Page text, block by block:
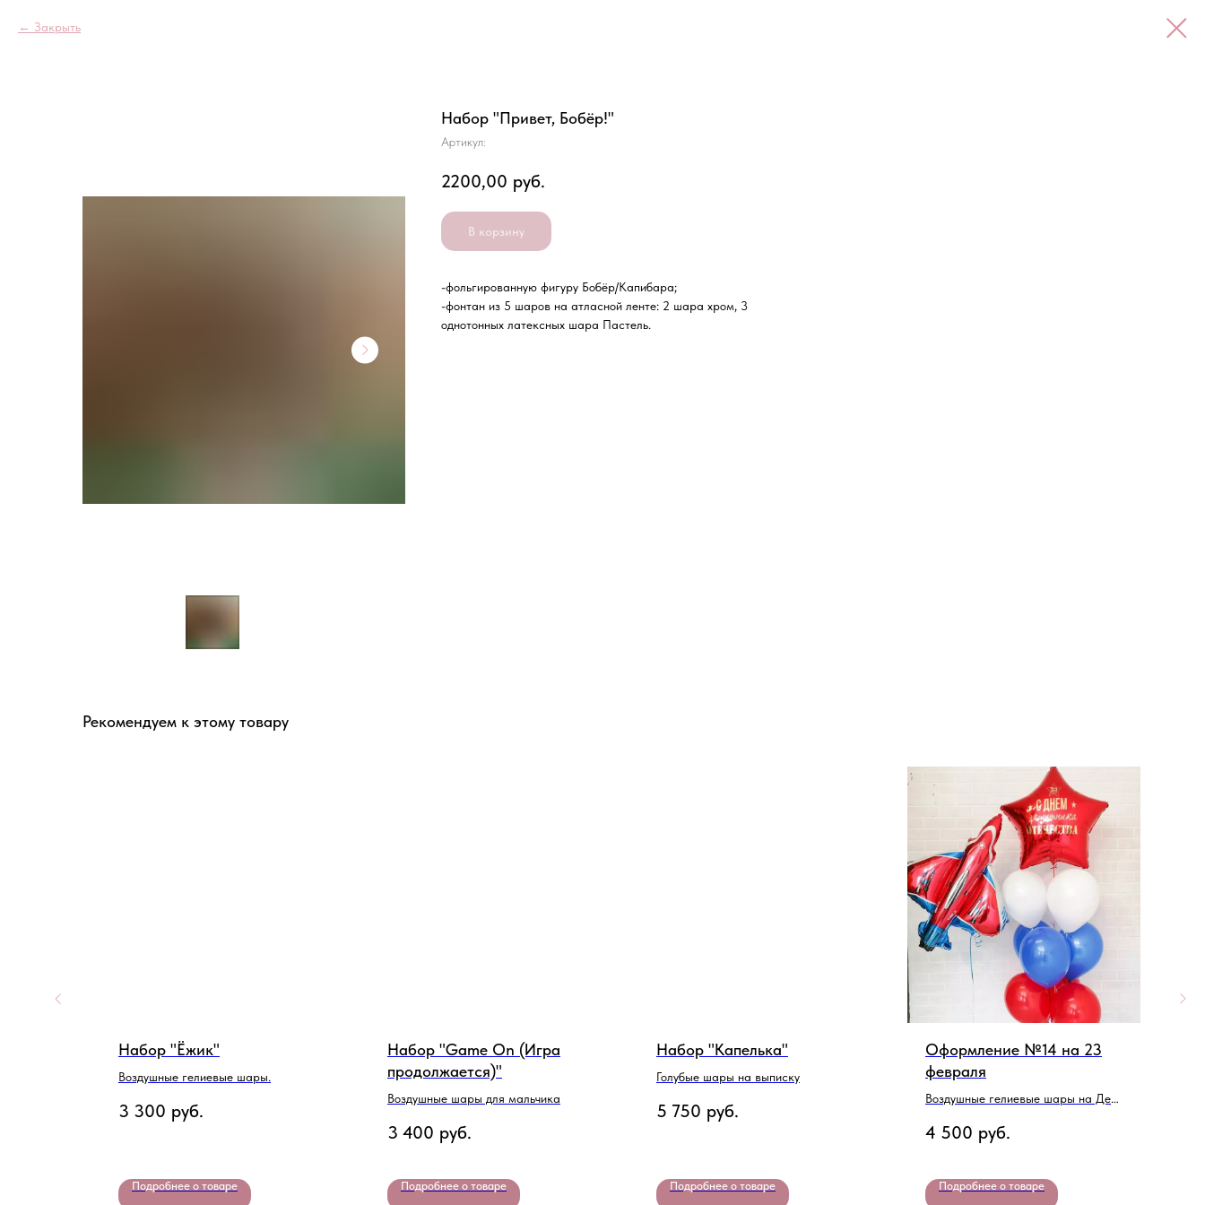
Закрыть
Набор "Привет, Бобёр!"
Артикул:
2200,00 руб.
В корзину
-фольгированную фигуру Бобёр/Капибара;
-фонтан из 5 шаров на атласной ленте: 2 шара хром, 3
однотонных латексных шара Пастель.
Рекомендуем к этому товару
Набор "Ёжик"
Воздушные гелиевые шары.
3 300 руб.
Подробнее о товаре
Набор "Game On (Игра
продолжается)"
Воздушные шары для мальчика
3 400 руб.
Подробнее о товаре
Набор "Капелька"
Голубые шары на выписку
5 750 руб.
Подробнее о товаре
Оформление №14 на 23
февраля
Воздушные гелиевые шары на День
4 500 руб.
Подробнее о товаре